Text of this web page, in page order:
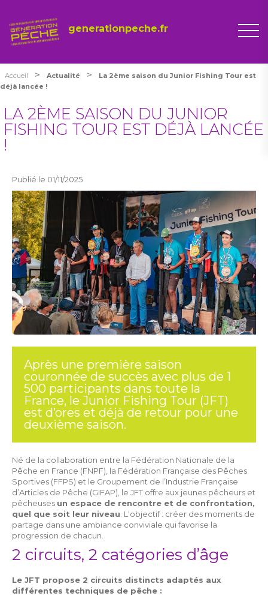
generationpeche.fr
Accueil > Actualité >
La 2ème saison du Junior Fishing Tour est
déjà lancée !
LA 2ÈME SAISON DU JUNIOR
FISHING TOUR EST DÉJÀ LANCÉE
!
Publié le 01/11/2025
Après une première saison
couronnée de succès avec plus de 1
500 participants dans toute la
France, le Junior Fishing Tour (JFT)
est d’ores et déjà de retour pour une
deuxième saison.
Né de la collaboration entre la Fédération Nationale de la
Pêche en France (FNPF), la Fédération Française des Pêches
Sportives (FFPS) et le Groupement de l’Industrie Française
d’Articles de Pêche (GIFAP), le JFT offre aux jeunes pêcheurs et
pêcheuses un espace de rencontre et de confrontation,
quel que soit leur niveau . L'objectif : créer des moments de
partage dans une ambiance conviviale qui favorise la
progression de chacun.
2 circuits, 2 catégories d’âge
Le JFT propose 2 circuits distincts adaptés aux
différentes techniques de pêche :